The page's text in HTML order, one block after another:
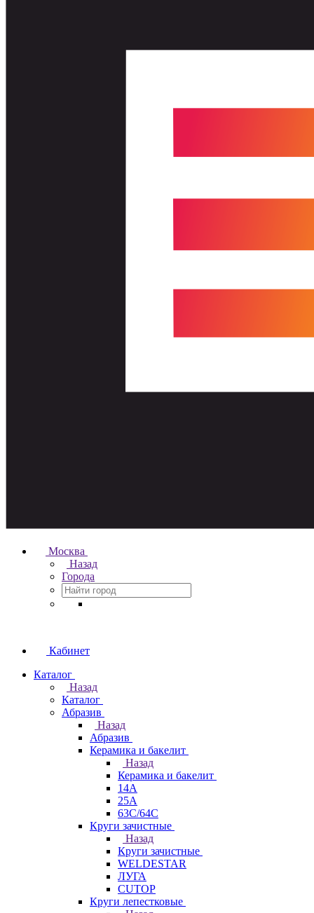
Москва
Назад
Города
Кабинет
Каталог
Назад
Каталог
Абразив
Назад
Абразив
Керамика и бакелит
Назад
Керамика и бакелит
14А
25А
63С/64С
Круги зачистные
Назад
Круги зачистные
WELDESTAR
ЛУГА
CUTOP
Круги лепестковые